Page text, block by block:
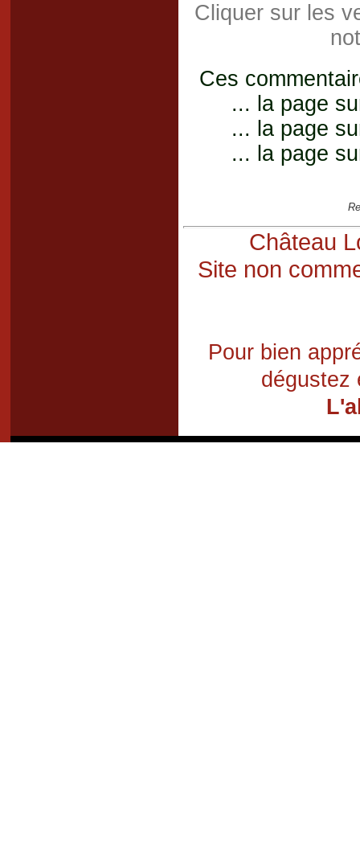
Cliquer sur les
Ces
... la page
... la page
... la page
Château
Site non
Pour bien
dégustez